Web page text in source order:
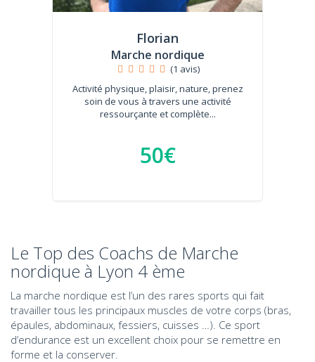
Florian
Marche nordique
(1 avis)
Activité physique, plaisir, nature, prenez
soin de vous à travers une activité
ressourçante et complète...
50€
Le Top des Coachs de Marche
nordique à Lyon 4 ème
La marche nordique est l’un des rares sports qui fait
travailler tous les principaux muscles de votre corps (bras,
épaules, abdominaux, fessiers, cuisses …). Ce sport
d’endurance est un excellent choix pour se remettre en
forme et la conserver.